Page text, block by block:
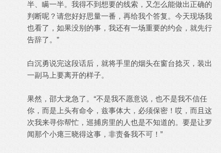
半、瞒一半。我得不到想要的线索，又怎么能做出正确的
判断呢？请您好好思量一番，再给我个答复。今天现场我
也看了，如果没别的事，我还有一场重要的约会，就先行
告辞了。”
白沉勇说完这段话后，就将手里的烟头在窗台捻灭，装出
一副马上要离开的样子。
果然，邵大龙急了。“不是我不愿意说，也不是我不信任
你，而是上头有命令，兹事体大，必须保密！哎，而且这
次我来寻你帮忙，巡捕房里的人也是不知道的。要是让罗
闻那个小瘪三晓得这事，非责备我不可！”